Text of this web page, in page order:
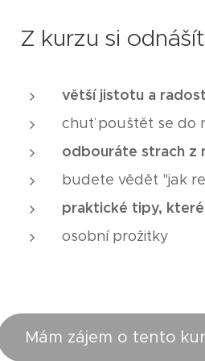
Z kurzu si
větší jistotu a
chuť pouštět se do
odbouráte strach z
budete vědět "jak
praktické tipy,
osobní prožitky
Mám zájem o tento